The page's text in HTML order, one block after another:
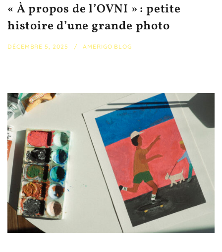
« À propos de l’OVNI » : petite
histoire d’une grande photo
DÉCEMBRE 5, 2025 AMERIGO BLOG